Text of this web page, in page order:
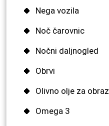
Nega vozila
Noč čarovnic
Nočni daljnogled
Obrvi
Olivno olje za obraz
Omega 3